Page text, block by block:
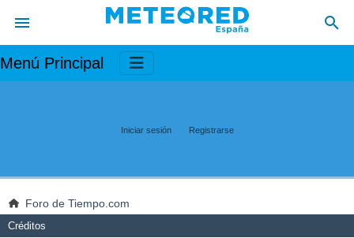
Menú Principal
Iniciar sesión Registrarse
Foro de Tiempo.com
Créditos